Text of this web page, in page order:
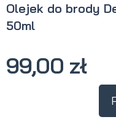
Olejek do brody
50ml
99,00 zł